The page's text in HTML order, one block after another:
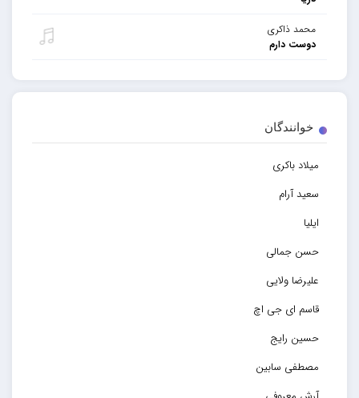
محمد ذاکری
دوست دارم
خوانندگان
میلاد باکری
سعید آرام
ایلیا
حسن جمالی
علیرضا ولایی
قاسم ای جی اچ
حسین رایج
مصطفی سابین